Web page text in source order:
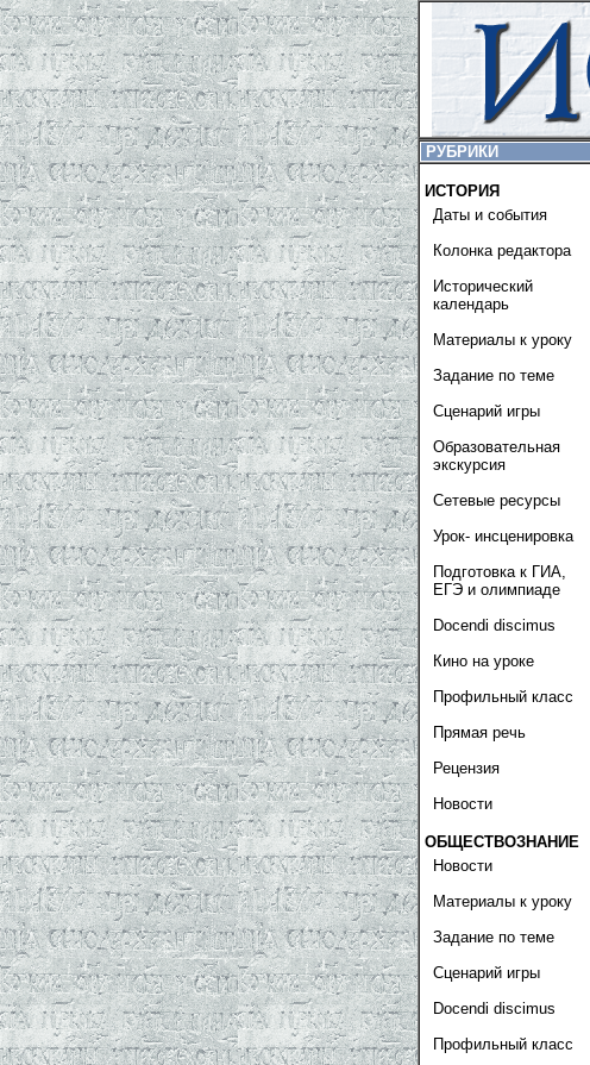
РУБРИКИ
ИСТОРИЯ
Даты и события
Колонка редактора
Исторический
календарь
Материалы к уроку
Задание по теме
Сценарий игры
Образовательная
экскурсия
Сетевые ресурсы
Урок- инсценировка
Подготовка к ГИА,
ЕГЭ и олимпиаде
Docendi discimus
Кино на уроке
Профильный класс
Прямая речь
Рецензия
Новости
ОБЩЕСТВОЗНАНИЕ
Новости
Материалы к уроку
Задание по теме
Сценарий игры
Docendi discimus
Профильный класс